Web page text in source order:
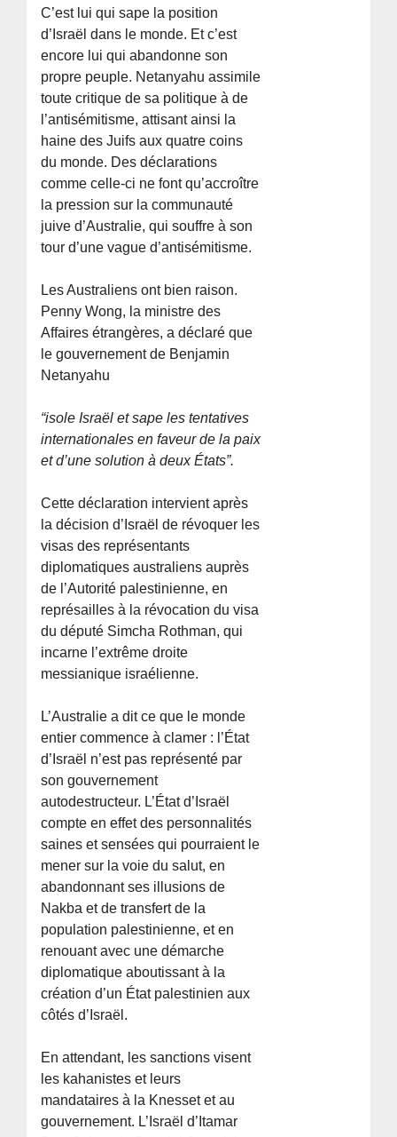
C’est lui qui sape la position
d’Israël dans le monde. Et c’est
encore lui qui abandonne son
propre peuple. Netanyahu assimile
toute critique de sa politique à de
l’antisémitisme, attisant ainsi la
haine des Juifs aux quatre coins
du monde. Des déclarations
comme celle-ci ne font qu’accroître
la pression sur la communauté
juive d’Australie, qui souffre à son
tour d’une vague d’antisémitisme.
Les Australiens ont bien raison.
Penny Wong, la ministre des
Affaires étrangères, a déclaré que
le gouvernement de Benjamin
Netanyahu
“isole Israël et sape les tentatives
internationales en faveur de la paix
et d’une solution à deux États”.
Cette déclaration intervient après
la décision d’Israël de révoquer les
visas des représentants
diplomatiques australiens auprès
de l’Autorité palestinienne, en
représailles à la révocation du visa
du député Simcha Rothman, qui
incarne l’extrême droite
messianique israélienne.
L’Australie a dit ce que le monde
entier commence à clamer : l’État
d’Israël n’est pas représenté par
son gouvernement
autodestructeur. L’État d’Israël
compte en effet des personnalités
saines et sensées qui pourraient le
mener sur la voie du salut, en
abandonnant ses illusions de
Nakba et de transfert de la
population palestinienne, et en
renouant avec une démarche
diplomatique aboutissant à la
création d’un État palestinien aux
côtés d’Israël.
En attendant, les sanctions visent
les kahanistes et leurs
mandataires à la Knesset et au
gouvernement. L’Israël d’Itamar